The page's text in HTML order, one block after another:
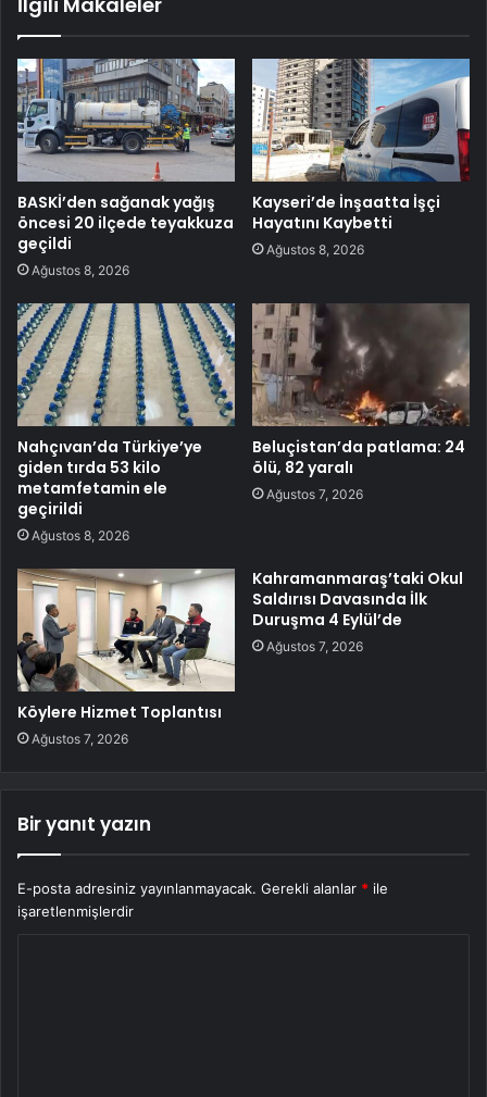
BASKİ’den sağanak yağış
öncesi 20 ilçede teyakkuza
geçildi
Ağustos 8, 2026
Kayseri’de İnşaatta İşçi
Hayatını Kaybetti
Ağustos 8, 2026
Nahçıvan’da Türkiye’ye
giden tırda 53 kilo
metamfetamin ele
geçirildi
Ağustos 8, 2026
Beluçistan’da patlama: 24
ölü, 82 yaralı
Ağustos 7, 2026
Köylere Hizmet Toplantısı
Ağustos 7, 2026
Kahramanmaraş’taki Okul
Saldırısı Davasında İlk
Duruşma 4 Eylül’de
Ağustos 7, 2026
Bir yanıt yazın
E-posta adresiniz yayınlanmayacak. Gerekli alanlar * ile
işaretlenmişlerdir